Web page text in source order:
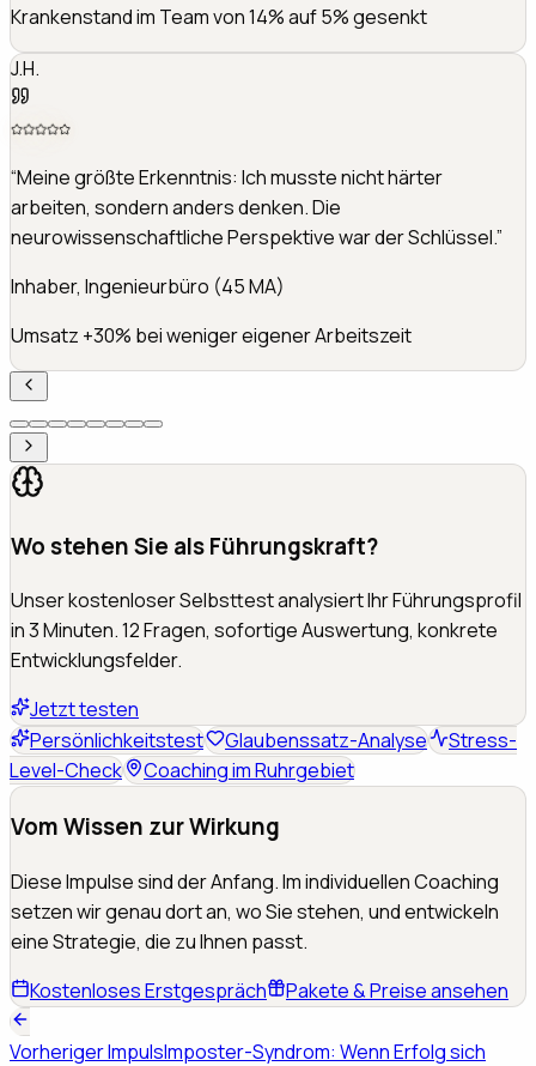
Krankenstand im Team von 14% auf 5% gesenkt
J.H.
“Meine größte Erkenntnis: Ich musste nicht härter
arbeiten, sondern anders denken. Die
neurowissenschaftliche Perspektive war der Schlüssel.”
Inhaber, Ingenieurbüro (45 MA)
Umsatz +30% bei weniger eigener Arbeitszeit
Wo stehen Sie als Führungskraft?
Unser kostenloser Selbsttest analysiert Ihr Führungsprofil
in 3 Minuten. 12 Fragen, sofortige Auswertung, konkrete
Entwicklungsfelder.
Jetzt testen
Persönlichkeitstest
Glaubenssatz-Analyse
Stress-
Level-Check
Coaching im Ruhrgebiet
Vom Wissen zur Wirkung
Diese Impulse sind der Anfang. Im individuellen Coaching
setzen wir genau dort an, wo Sie stehen, und entwickeln
eine Strategie, die zu Ihnen passt.
Kostenloses Erstgespräch
Pakete & Preise ansehen
Vorheriger ImpulsImposter-Syndrom: Wenn Erfolg sich